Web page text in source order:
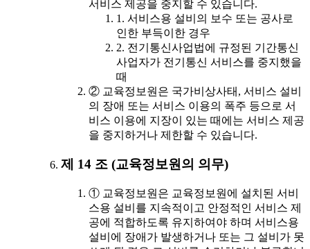
서비스 제공을 중지할 수 있습니다.
1. 서비스용 설비의 보수 또는 공사로
인한 부득이한 경우
2. 전기통신사업법에 규정된 기간통신
사업자가 전기통신 서비스를 중지했을
때
② 교육정보원은 국가비상사태, 서비스 설비
의 장애 또는 서비스 이용의 폭주 등으로 서
비스 이용에 지장이 있는 때에는 서비스 제공
을 중지하거나 제한할 수 있습니다.
제 14 조 (교육정보원의 의무)
① 교육정보원은 교육정보원에 설치된 서비
스용 설비를 지속적이고 안정적인 서비스 제
공에 적합하도록 유지하여야 하며 서비스용
설비에 장애가 발생하거나 또는 그 설비가 못